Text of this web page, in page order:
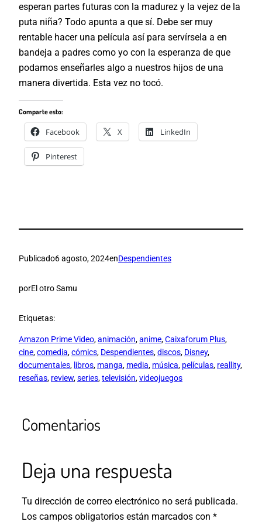
esperan partes futuras con la madurez y la vejez de la
puta niña? Todo apunta a que sí. Debe ser muy
rentable hacer una película así para servírsela a en
bandeja a padres como yo con la esperanza de que
podamos enseñarles algo a nuestros hijos de una
manera divertida. Esta vez no tocó.
Comparte esto:
Facebook X LinkedIn
Pinterest
Publicado6 agosto, 2024enDespendientes
porEl otro Samu
Etiquetas:
Amazon Prime Video, animación, anime, Caixaforum Plus
cine, comedia, cómics, Despendientes, discos, Disney
documentales, libros, manga, media, música, películas, reallity
reseñas, review, series, televisión, videojuegos
Comentarios
Deja una respuesta
Tu dirección de correo electrónico no será publicada.
Los campos obligatorios están marcados con *